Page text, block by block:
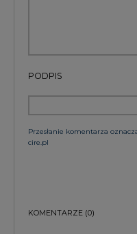
PODPIS
Przesłanie komentarza
cire.pl
KOMENTARZE (0)